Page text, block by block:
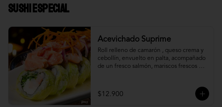
Sushi Especial
Acevichado Suprime
Roll relleno de camarón , queso crema y
cebollín, envuelto en palta, acompañado
de un fresco salmón, mariscos frescos en
$12.900